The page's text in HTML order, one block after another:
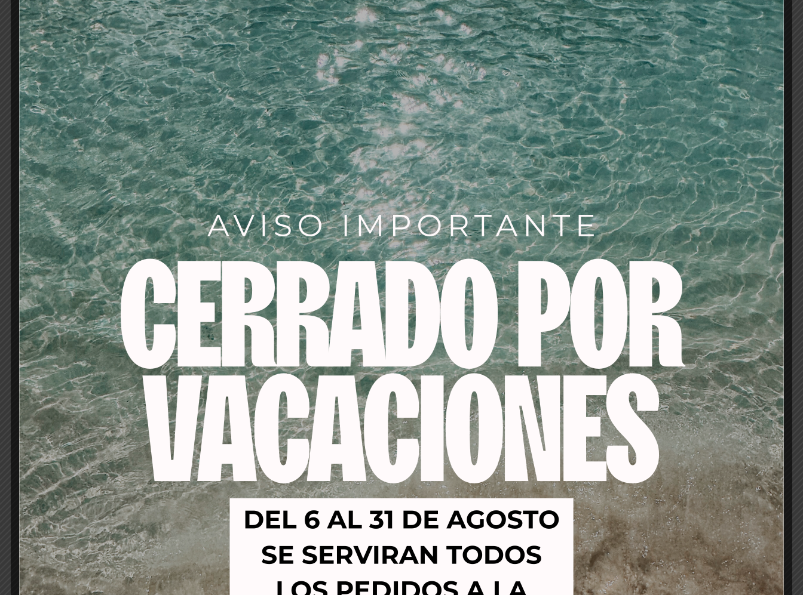
SKU:14835
Categorías:acabado,PELUQUERIA
Descripción
Te permite dar al peinado cualquier forma deseada,por complicada que pueda resultar el
cabello quedará intacto durante horas. Este productofija por densidad,así que tu mismo vas
regulando la cantidad en función del resultado deseado. Puedes hacer desde algo muy soft hasta
formas imposibles. Se utiliza muy fácilmente: tomas un poco de producto con los dedos y lo aplicas
directamente sobre el cabello seco o un poco húmedo. Después ves creando tu estilo con la ayuda
de los dedos.Fijación firme para crear estilos expresivos y estructurados.Ideal para levantar las
raíces.No contiene alcohol.|
Modo de Empleo:
Aplicar una pequeña cantidad sobre el cabello seco o ligeramente húmedo.
Distribuir globalmente o mecha a mecha con los dedos.
Productos relacionados
-53% -53% -16% -53% -20%